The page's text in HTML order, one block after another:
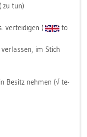
zu tun)
ver­tei­di­gen (
to
im Stich
Be­sitz neh­men (√ te­